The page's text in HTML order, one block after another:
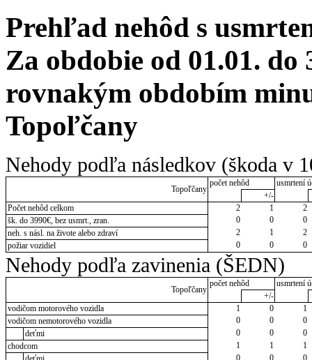
Prehľad nehôd s
Za obdobie od 01.01. do
rovnakým obdobím
Topoľčany
Nehody podľa následkov (škoda v
Topoľčany
počet nehôd
usmrtení
+/-
Počet nehôd celkom
2 1
2
šk. do 3990€, bez usmrt., zran.
0 0
0
neh. s násl. na živote alebo zdraví
2 1
2
požiar vozidiel
0 0 0
Nehody podľa zavinenia (ŠEDN)
Topoľčany
počet nehôd
usmrtení
+/-
vodičom motorového vozidla
1 0
1
vodičom nemotorového vozidla
0 0
0
deťmi
0 0
0
chodcom
1 1
1